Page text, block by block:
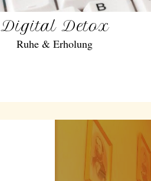
Digital Detox
Ruhe & Erholung